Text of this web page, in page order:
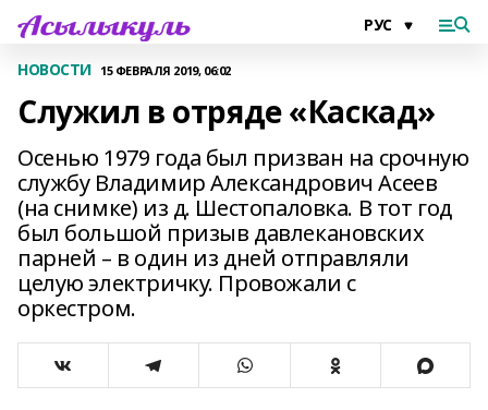
НОВОСТИ 15 ФЕВРАЛЯ 2019, 06:02
Служил в отряде «Каскад»
Осенью 1979 года был призван на срочную
службу Владимир Александрович Асеев
(на снимке) из д. Шестопаловка. В тот год
был большой призыв давлекановских
парней – в один из дней отправляли
целую электричку. Провожали с
оркестром.